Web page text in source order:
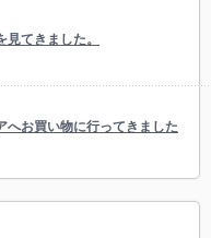
てきました。
へお買い物に行ってきました